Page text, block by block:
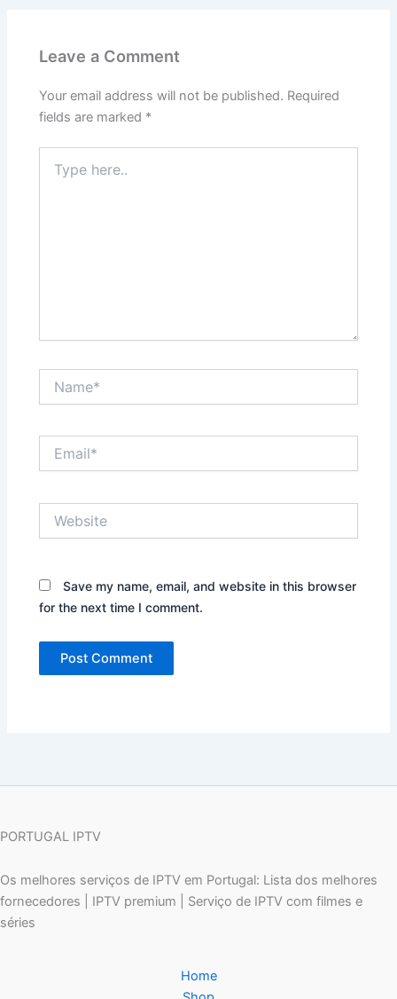
Leave a Comment
Your email address will not be published. Required
fields are marked *
here..
Save my name, email, and website in this browser
for the next time I comment.
PORTUGAL IPTV
Os melhores serviços de IPTV em Portugal: Lista dos melhores
fornecedores | IPTV premium | Serviço de IPTV com filmes e
séries
Home